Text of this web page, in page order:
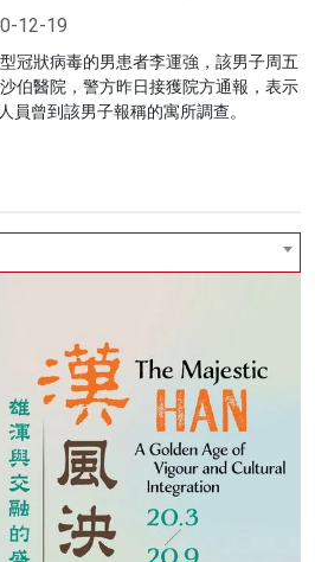
12-19
冠狀病毒的男患者李運強，該男子周五
伯醫院，警方昨日接獲院方通報，表示
員曾到該男子報稱的寓所調查。